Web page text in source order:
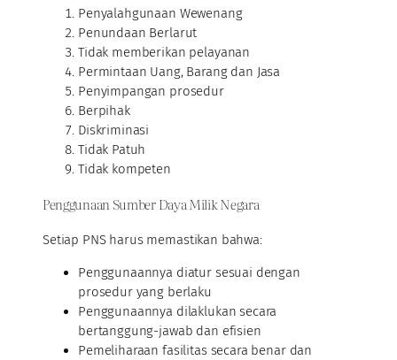
Penyalahgunaan Wewenang
Penundaan Berlarut
Tidak memberikan pelayanan
Permintaan Uang, Barang dan Jasa
Penyimpangan prosedur
Berpihak
Diskriminasi
Tidak Patuh
Tidak kompeten
Penggunaan Sumber Daya Milik Negara
Setiap PNS harus memastikan bahwa:
Penggunaannya diatur sesuai dengan
prosedur yang berlaku
Penggunaannya dilaklukan secara
bertanggung-jawab dan efisien
Pemeliharaan fasilitas secara benar dan